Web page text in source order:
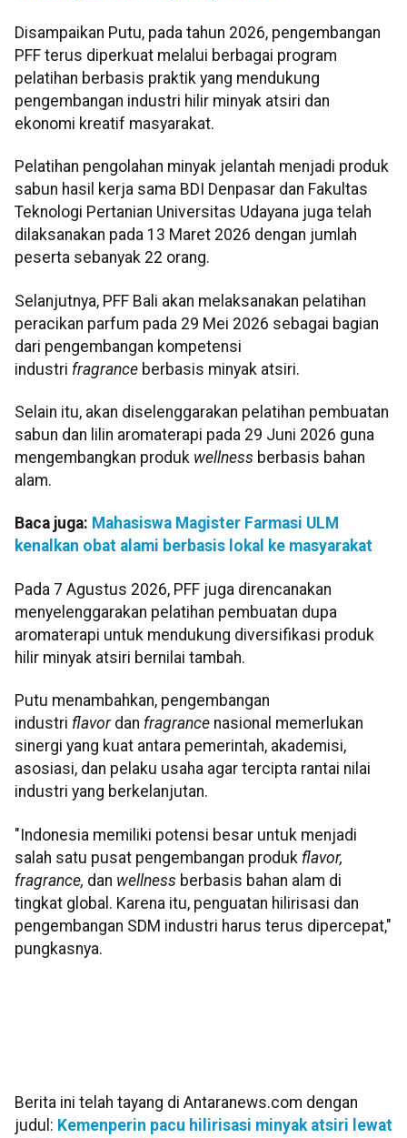
Disampaikan Putu, pada tahun 2026, pengembangan
PFF terus diperkuat melalui berbagai program
pelatihan berbasis praktik yang mendukung
pengembangan industri hilir minyak atsiri dan
ekonomi kreatif masyarakat.
Pelatihan pengolahan minyak jelantah menjadi produk
sabun hasil kerja sama BDI Denpasar dan Fakultas
Teknologi Pertanian Universitas Udayana juga telah
dilaksanakan pada 13 Maret 2026 dengan jumlah
peserta sebanyak 22 orang.
Selanjutnya, PFF Bali akan melaksanakan pelatihan
peracikan parfum pada 29 Mei 2026 sebagai bagian
dari pengembangan kompetensi
industri fragrance berbasis minyak atsiri.
Selain itu, akan diselenggarakan pelatihan pembuatan
sabun dan lilin aromaterapi pada 29 Juni 2026 guna
mengembangkan produk wellness berbasis bahan
alam.
Baca juga: Mahasiswa Magister Farmasi ULM
kenalkan obat alami berbasis lokal ke masyarakat
Pada 7 Agustus 2026, PFF juga direncanakan
menyelenggarakan pelatihan pembuatan dupa
aromaterapi untuk mendukung diversifikasi produk
hilir minyak atsiri bernilai tambah.
Putu menambahkan, pengembangan
industri flavordan fragrance nasional memerlukan
sinergi yang kuat antara pemerintah, akademisi,
asosiasi, dan pelaku usaha agar tercipta rantai nilai
industri yang berkelanjutan.
"Indonesia memiliki potensi besar untuk menjadi
salah satu pusat pengembangan produk flavor,
fragrance, dan wellness berbasis bahan alam di
tingkat global. Karena itu, penguatan hilirisasi dan
pengembangan SDM industri harus terus dipercepat,"
pungkasnya.
Berita ini telah tayang di Antaranews.com dengan
judul: Kemenperin pacu hilirisasi minyak atsiri lewat